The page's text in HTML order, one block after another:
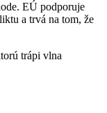
EÚ podporuje
a trvá na tom, že
trápi vlna